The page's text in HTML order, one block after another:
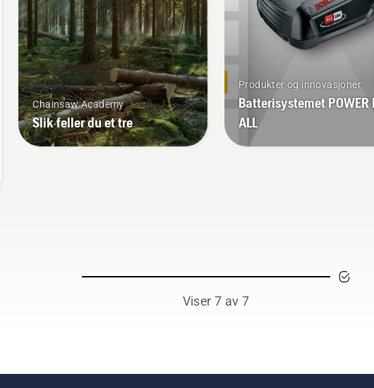
Chainsaw Academy
Slik feller du et tre
Produkter og innovasjoner
Batterisystemet POWER
ALL
Viser 7 av 7